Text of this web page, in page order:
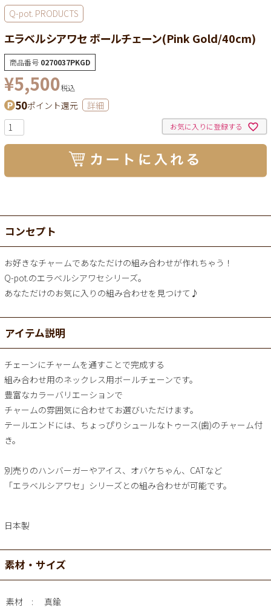
Q-pot. PRODUCTS
エラベルシアワセ ボールチェーン(Pink Gold/40cm)
商品番号 0270037PKGD
¥5,500税込
50ポイント還元 詳細
お気に入りに登録する
コンセプト
お好きなチャームであなただけの組み合わせが作れちゃう！
Q-pot.のエラベルシアワセシリーズ。
あなただけのお気に入りの組み合わせを見つけて♪
アイテム説明
チェーンにチャームを通すことで完成する
組み合わせ用のネックレス用ボールチェーンです。
豊富なカラーバリエーションで
チャームの雰囲気に合わせてお選びいただけます。
テールエンドには、ちょっぴりシュールなトゥース(歯)のチャーム付
き。
別売りのハンバーガーやアイス、オバケちゃん、CATなど
「エラベルシアワセ」シリーズとの組み合わせが可能です。
日本製
素材・サイズ
素材
真鍮